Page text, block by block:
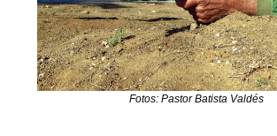
Fotos: Pastor Batista Valdés